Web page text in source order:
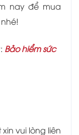
nay để mua
Bảo hiểm sức
vui lòng liên